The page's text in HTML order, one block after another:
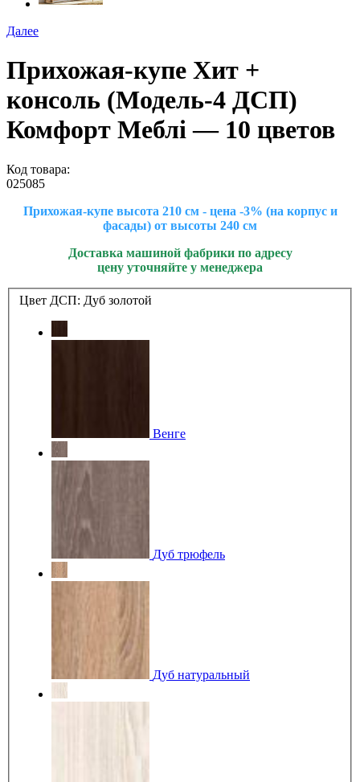
Далее
Прихожая-купе Хит +
консоль (Модель-4 ДСП)
Комфорт Меблі — 10 цветов
Код товара:
025085
Прихожая-купе высота 210 см - цена -3% (на корпус и
фасады) от высоты 240 см
Доставка машиной фабрики по адресу
цену уточняйте у менеджера
Цвет ДСП: Дуб золотой
Венге
Дуб трюфель
Дуб натуральный